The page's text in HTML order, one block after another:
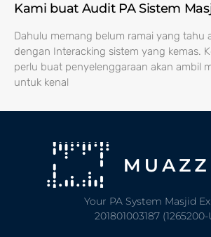
Kami buat Audit PA Sistem
Dahulu memang belum ramai yang tahu
dengan Interacking sistem yang kemas.
perlu buat penyelenggaraan akan ambil
untuk kenal
Your PA System Masjid
201801003187 (1265200-